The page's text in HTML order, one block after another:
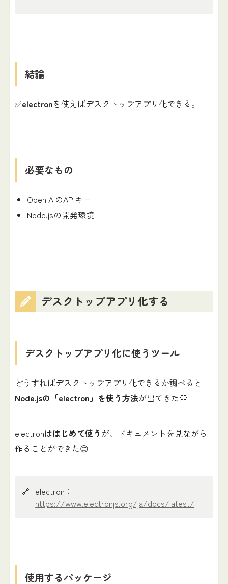
結論
✅electronを使えばデスクトップアプリ化できる。
必要なもの
Open AIのAPIキー
Node.jsの開発環境
デスクトップアプリ化する
デスクトップアプリ化に使うツール
どうすればデスクトップアプリ化できるか調べると
Node.jsの「electron」を使う方法が出てきた💭
electronははじめて使う が、ドキュメントを見ながら
作ることができた😊
🔗 electron：
https://www.electronjs.org/ja/docs/latest/
使用するパッケージ